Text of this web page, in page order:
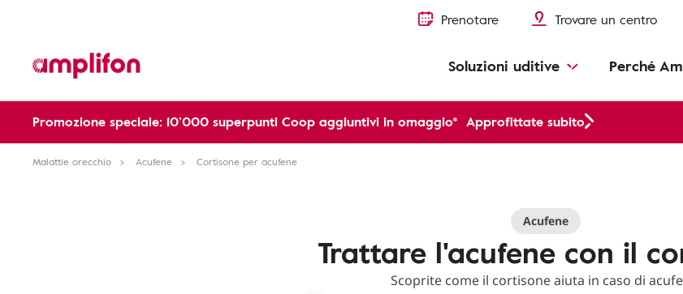
Prenotare Trovare un centro
Soluzioni uditive Perché
Promozione speciale: 10’000 superpunti Coop aggiuntivi in omaggio* Approfittate subito
Malattie orecchio Acufene Cortisone per acufene
Acufene
Trattare l'acufene con il
Scoprite come il cortisone aiuta in caso di